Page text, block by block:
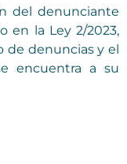
del denunciante
en la Ley 2/2023,
de denuncias y el
encuentra a su